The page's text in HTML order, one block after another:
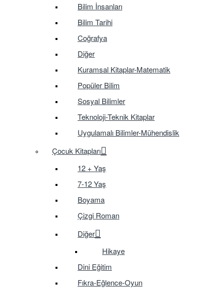
Bilim İnsanları
Bilim Tarihi
Coğrafya
Diğer
Kuramsal Kitaplar-Matematik
Popüler Bilim
Sosyal Bilimler
Teknoloji-Teknik Kitaplar
Uygulamalı Bilimler-Mühendislik
Çocuk Kitapları
12 + Yaş
7-12 Yaş
Boyama
Çizgi Roman
Diğer
Hikaye
Dini Eğitim
Fıkra-Eğlence-Oyun